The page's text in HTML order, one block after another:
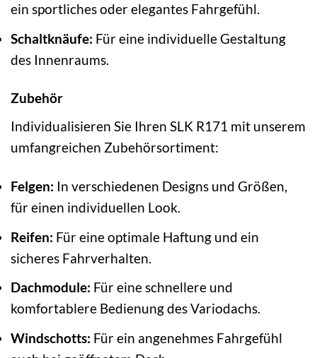
ein sportliches oder elegantes Fahrgefühl.
Schaltknäufe: Für eine individuelle Gestaltung
des Innenraums.
Zubehör
Individualisieren Sie Ihren SLK R171 mit unserem
umfangreichen Zubehörsortiment:
Felgen: In verschiedenen Designs und Größen,
für einen individuellen Look.
Reifen: Für eine optimale Haftung und ein
sicheres Fahrverhalten.
Dachmodule: Für eine schnellere und
komfortablere Bedienung des Variodachs.
Windschotts: Für ein angenehmes Fahrgefühl